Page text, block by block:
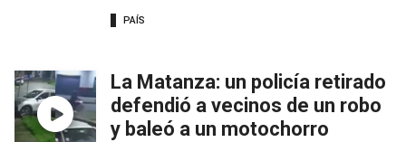
PAÍS
La Matanza: un policía retirado
defendió a vecinos de un robo
y baleó a un motochorro